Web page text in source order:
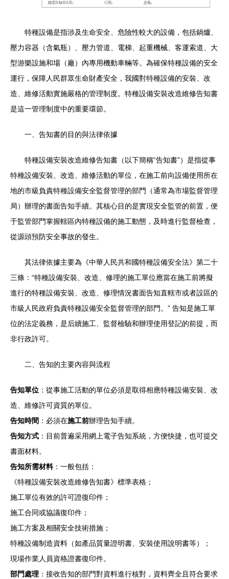
特種設備是指涉及生命安全、危險性較大的設備，包括鍋爐、
壓力容器（含氣瓶）、壓力管道、電梯、起重機械、客運索道、大
型游樂設施和場（廠）內專用機動車輛等。為確保特種設備的安全
運行，保障人民群眾生命財產安全，我國對特種設備的安裝、改
造、維修活動實施嚴格的管理制度。特種設備安裝改造維修告知書
是這一管理制度中的重要環節。
一、告知書的目的與法律依據
特種設備安裝改造維修告知書（以下簡稱“告知書”）是指從事
特種設備安裝、改造、維修活動的單位，在施工前向設備使用所在
地的市級負責特種設備安全監督管理的部門（通常為市場監督管理
局）辦理的書面告知手續。其核心目的是實現安全監管的前置，便
于監管部門掌握轄區內特種設備的施工動態，及時進行監督檢查，
從源頭預防安全事故的發生。
其法律依據主要為《中華人民共和國特種設備安全法》第二十
三條：“特種設備安裝、改造、修理的施工單位應當在施工前將擬
進行的特種設備安裝、改造、修理情況書面告知直轄市或者設區的
市級人民政府負責特種設備安全監督管理的部門。” 告知是施工單
位的法定義務，是后續施工、監督檢驗和辦理使用登記的前提，而
非行政許可。
二、告知的主要內容與流程
告知單位 ：從事施工活動的單位必須是取得相應特種設備安裝、改
造、維修許可資質的單位。
告知時間 ：必須在施工前辦理告知手續。
告知方式 ：目前普遍采用網上電子告知系統，方便快捷，也可提交
書面材料。
告知所需材料：一般包括：
《特種設備安裝改造維修告知書》標準表格；
施工單位有效的許可證復印件；
施工合同或協議復印件；
施工方案及相關安全技術措施；
特種設備制造資料（如產品質量證明書、安裝使用說明書等）；
現場作業人員資格證書復印件。
部門處理 ：接收告知的部門對資料進行核對，資料齊全且符合要求